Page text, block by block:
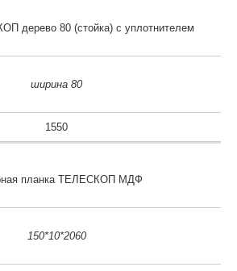
дерево 80 (стойка) с уплотнителем
ширина 80
1550
планка ТЕЛЕСКОП МДФ
150*10*2060